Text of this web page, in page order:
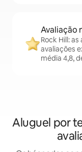
Avaliação
Rock Hill:
avaliações
média 4,8,
Aluguel por